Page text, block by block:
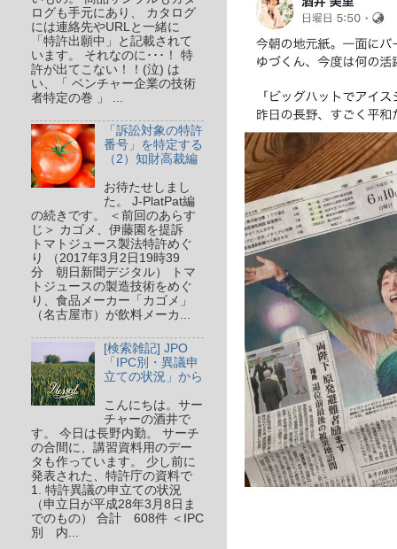
ログも手元にあり、 カタログ
には連絡先やURLと一緒に
「特許出願中」と記載されて
います。 それなのに･･･！ 特
許が出てこない！！(泣) は
い、「 ベンチャー企業の技術
者特定の巻 」 ...
「訴訟対象の特許
番号」を特定する
（2）知財高裁編
お待たせしまし
た。 J-PlatPat編
の続きです。 ＜前回のあらす
じ＞ カゴメ、伊藤園を提訴
トマトジュース製法特許めぐ
り （2017年3月2日19時39
分 朝日新聞デジタル） トマ
トジュースの製造技術をめぐ
り、食品メーカー「カゴメ」
（名古屋市）が飲料メーカ...
[検索雑記] JPO
「IPC別・異議申
立ての状況」から
こんにちは。サー
チャーの酒井で
す。 今日は長野内勤。 サーチ
の合間に、講習資料用のデー
タも作っています。 少し前に
発表された、特許庁の資料で
1. 特許異議の申立ての状況
（申立日が平成28年3月8日ま
でのもの） 合計 608件 ＜IPC
別 内...